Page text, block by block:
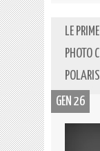
LE
PHOTO
GEN 26